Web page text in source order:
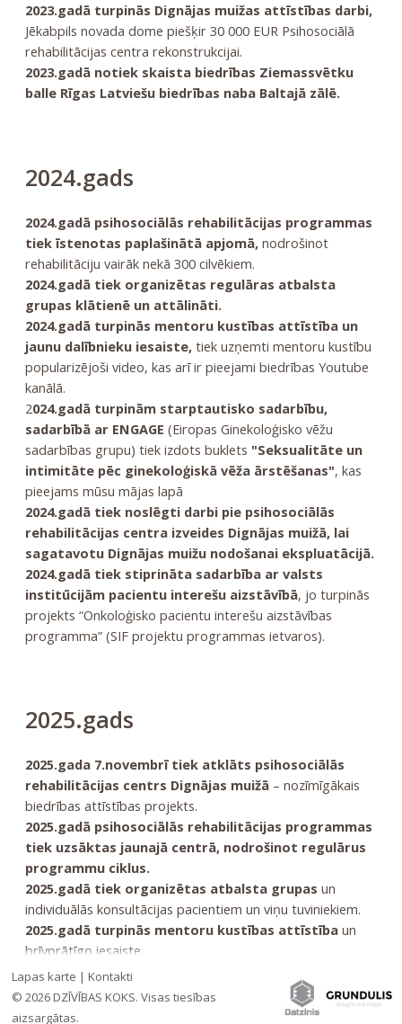
2023.gadā turpinās Dignājas muižas attīstības darbi,
Jēkabpils novada dome piešķir 30 000 EUR Psihosociālā
rehabilitācijas centra rekonstrukcijai.
2023.gadā notiek skaista biedrības Ziemassvētku
balle Rīgas Latviešu biedrības naba Baltajā zālē.
2024.gads
2024.gadā psihosociālās rehabilitācijas programmas
tiek īstenotas paplašinātā apjomā,nodrošinot
rehabilitāciju vairāk nekā 300 cilvēkiem.
2024.gadā tiek organizētas regulāras atbalsta
grupas klātienē un attālināti.
2024.gadā turpinās mentoru kustības attīstība un
jaunu dalībnieku iesaiste, tiek uzņemti mentoru kustību
popularizējoši video, kas arī ir pieejami biedrības Youtube
kanālā.
2024.gadā turpinām starptautisko sadarbību,
sadarbībā ar ENGAGE (Eiropas Ginekoloģisko vēžu
sadarbības grupu) tiek izdots buklets "Seksualitāte un
intimitāte pēc ginekoloģiskā vēža ārstēšanas", kas
pieejams mūsu mājas lapā
2024.gadā tiek noslēgti darbi pie psihosociālās
rehabilitācijas centra izveides Dignājas muižā, lai
sagatavotu Dignājas muižu nodošanai ekspluatācijā.
2024.gadā tiek stiprināta sadarbība ar valsts
institūcijām pacientu interešu aizstāvībā, jo turpinās
projekts “Onkoloģisko pacientu interešu aizstāvības
programma” (SIF projektu programmas ietvaros).
2025.gads
2025.gada 7.novembrī tiek atklāts psihosociālās
rehabilitācijas centrs Dignājas muižā– nozīmīgākais
biedrības attīstības projekts.
2025.gadā psihosociālās rehabilitācijas programmas
tiek uzsāktas jaunajā centrā, nodrošinot regulārus
programmu ciklus.
2025.gadā tiek organizētas atbalsta grupas un
individuālās konsultācijas pacientiem un viņu tuviniekiem.
2025.gadā turpinās mentoru kustības attīstībaun
brīvprātīgo iesaiste.
2025.gadā tiek organizēti kopienas pasākumi,
tostarp Ziemassvētku tikšanās.
Lapas karte | Kontakti
© 2026 DZĪVĪBAS KOKS. Visas tiesības
aizsargātas.